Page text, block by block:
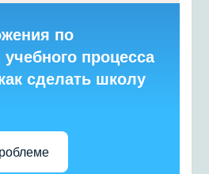
по
учебного процесса
сделать школу